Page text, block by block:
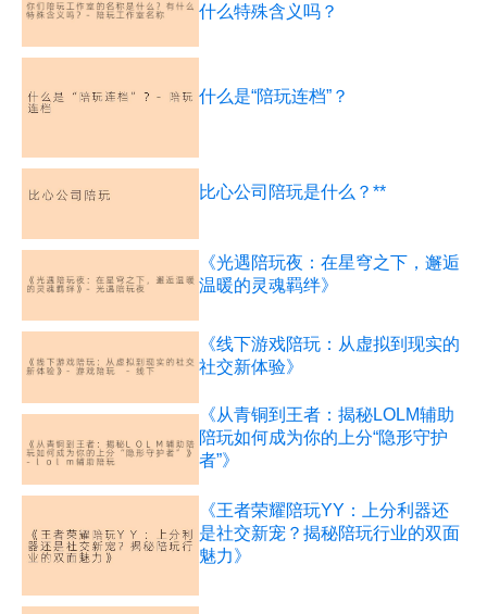
什么特殊含义吗？
什么是“陪玩连档”？
比心公司陪玩是什么？**
《光遇陪玩夜：在星穹之下，邂逅
温暖的灵魂羁绊》
《线下游戏陪玩：从虚拟到现实的
社交新体验》
《从青铜到王者：揭秘LOLM辅助
陪玩如何成为你的上分“隐形守护
者”》
《王者荣耀陪玩YY：上分利器还
是社交新宠？揭秘陪玩行业的双面
魅力》